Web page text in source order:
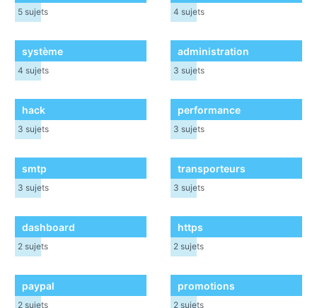
5 sujets 4 sujets
système
4 sujets
administration
3 sujets
hack
3 sujets
performance
3 sujets
smtp
3 sujets
transporteurs
3 sujets
dashboard
2 sujets
https
2 sujets
paypal
2 sujets
promotions
2 sujets